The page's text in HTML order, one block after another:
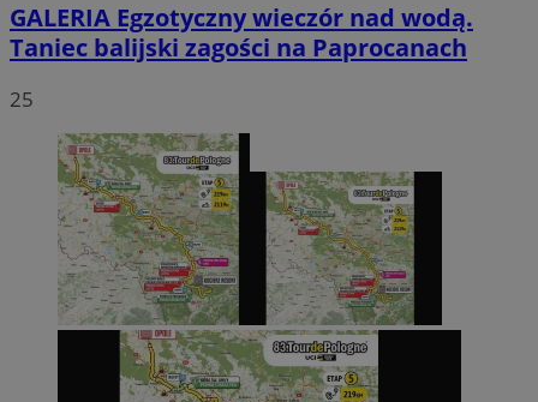
GALERIA Egzotyczny wieczór nad wodą.
Taniec balijski zagości na Paprocanach
25